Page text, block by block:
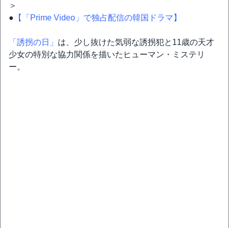
＞
● 【「Prime Video」で独占配信の韓国ドラマ】
「誘拐の日」 は、少し抜けた気弱な誘拐犯と11歳の天才
少女の特別な協力関係を描いたヒューマン・ミステリ
ー。